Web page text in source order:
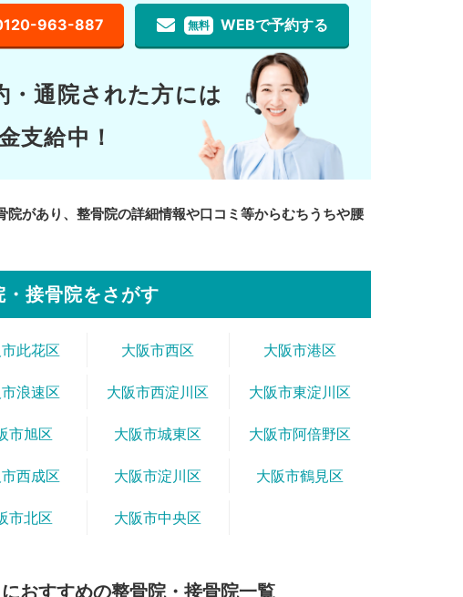
963-887 無料 WEBで予約する
・通院された方には
支給中！
院があり、整骨院の詳細情報や口コミ等からむちうちや腰
接骨院をさがす
此花区 大阪市西区 大阪市港区
浪速区 大阪市西淀川区 大阪市東淀川区
市旭区 大阪市城東区 大阪市阿倍野区
西成区 大阪市淀川区 大阪市鶴見区
市北区 大阪市中央区
おすすめの整骨院・接骨院一覧